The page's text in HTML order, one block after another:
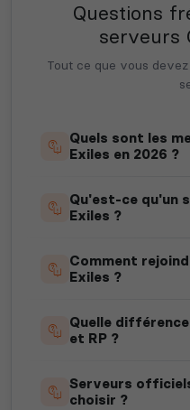
Questions
serveurs
Tout ce que vous
Quels sont les
Exiles en 2026 ?
Qu'est-ce qu'un
Exiles ?
Comment
Exiles ?
Quelle
et RP ?
Serveurs
choisir ?